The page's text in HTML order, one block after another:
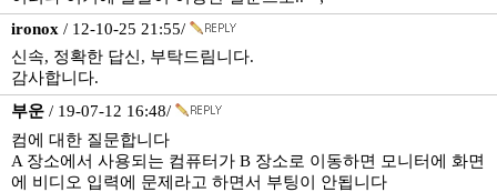
ironox / 12-10-25 21:55/
신속, 정확한 답신, 부탁드림니다.
감사합니다.
부운 / 19-07-12 16:48/
컴에 대한 질문합니다
A 장소에서 사용되는 컴퓨터가 B 장소로 이동하면 모니터에 화면
에 비디오 입력에 문제라고 하면서 부팅이 안됩니다